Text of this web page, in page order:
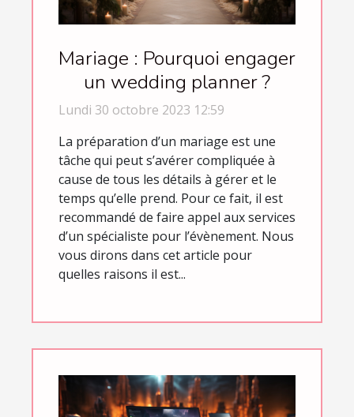
Mariage : Pourquoi engager
un wedding planner ?
Lundi 30 octobre 2023 12:59
La préparation d’un mariage est une
tâche qui peut s’avérer compliquée à
cause de tous les détails à gérer et le
temps qu’elle prend. Pour ce fait, il est
recommandé de faire appel aux services
d’un spécialiste pour l’évènement. Nous
vous dirons dans cet article pour
quelles raisons il est...